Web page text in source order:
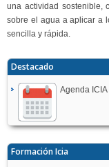
una actividad sostenible,
sobre el agua a aplicar a
sencilla y rápida.
Destacado
Agenda ICIA
Formación Icia